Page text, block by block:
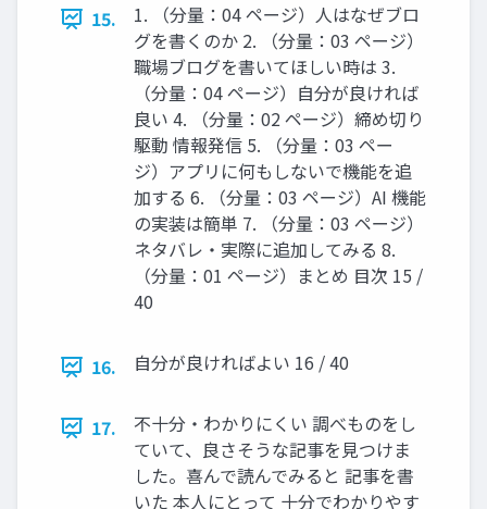
15.
1. （分量：04 ページ）人はなぜブロ
グを書くのか 2. （分量：03 ページ）
職場ブログを書いてほしい時は 3.
（分量：04 ページ）自分が良ければ
良い 4. （分量：02 ページ）締め切り
駆動 情報発信 5. （分量：03 ペー
ジ）アプリに何もしないで機能を追
加する 6. （分量：03 ページ）AI 機能
の実装は簡単 7. （分量：03 ページ）
ネタバレ・実際に追加してみる 8.
（分量：01 ページ）まとめ 目次 15 /
40
16. 自分が良ければよい 16 / 40
17.
不十分・わかりにくい 調べものをし
ていて、良さそうな記事を見つけま
した。喜んで読んでみると 記事を書
いた 本人にとって 十分でわかりやす